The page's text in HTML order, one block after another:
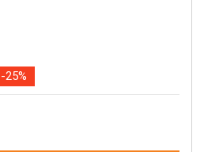
-25%